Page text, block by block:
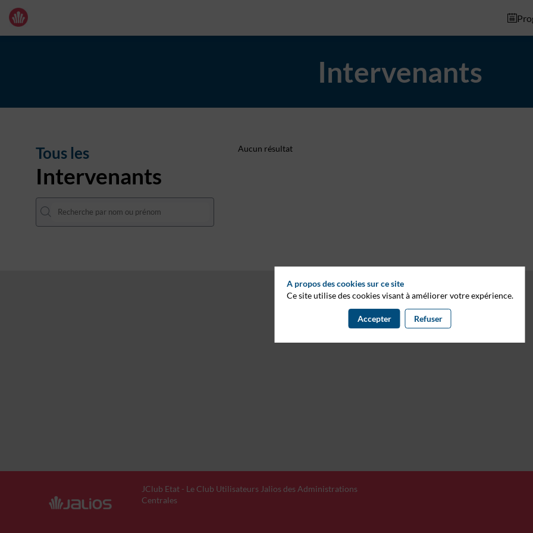
Intervenants
Tous les
Intervenants
Aucun résultat
JClub Etat - Le Club Utilisateurs Jalios des Administrations
Centrales
A propos des cookies sur ce site
Ce site utilise des cookies visant à améliorer votre expérience.
Accepter Refuser